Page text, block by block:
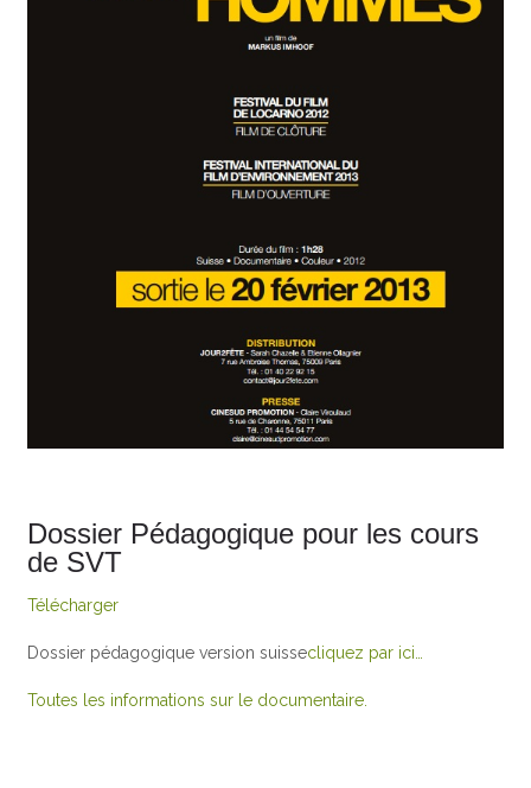
Dossier Pédagogique pour les cours
de SVT
Télécharger
Dossier pédagogique version suissecliquez par ici…
Toutes les informations sur le documentaire.